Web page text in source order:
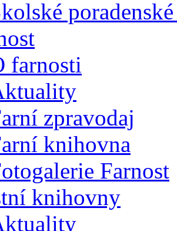
farnosti
zpravodaj
knihovna
Farnost
knihovny